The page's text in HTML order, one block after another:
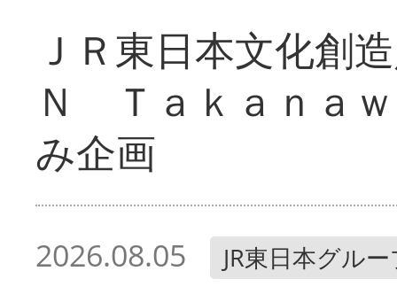
ＪＲ東日本文化創
Ｎ Ｔａｋａｎａ
み企画
2026.08.05 JR東日本グル